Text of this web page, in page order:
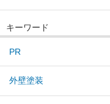
キーワード
PR
外壁塗装